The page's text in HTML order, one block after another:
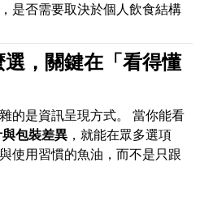
是否需要取決於個人飲食結構
，關鍵在「看得懂
的是資訊呈現方式。 當你能看
包裝差異 ，就能在眾多選項
使用習慣的魚油，而不是只跟